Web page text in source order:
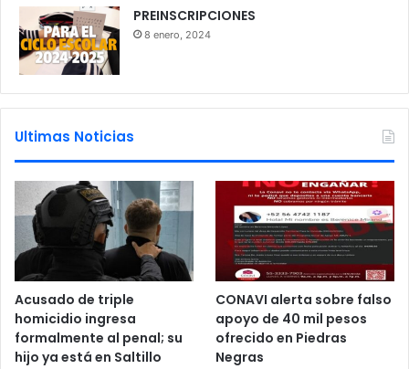
PREINSCRIPCIONES
8 enero, 2024
Ultimas Noticias
Acusado de triple
homicidio ingresa
formalmente al penal; su
hijo ya está en Saltillo
CONAVI alerta sobre falso
apoyo de 40 mil pesos
ofrecido en Piedras
Negras